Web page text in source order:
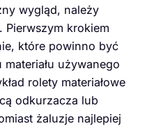
wygląd, należy
krokiem
które powinno być
używanego
rolety materiałowe
odkurzacza lub
żaluzje najlepiej